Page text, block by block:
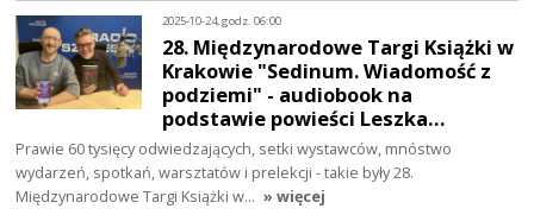
2025-10-24, godz. 06:00
28. Międzynarodowe Targi Książki w
Krakowie "Sedinum. Wiadomość z
podziemi" - audiobook na
podstawie powieści Leszka…
Prawie 60 tysięcy odwiedzających, setki wystawców, mnóstwo
wydarzeń, spotkań, warsztatów i prelekcji - takie były 28.
Międzynarodowe Targi Książki w… » więcej